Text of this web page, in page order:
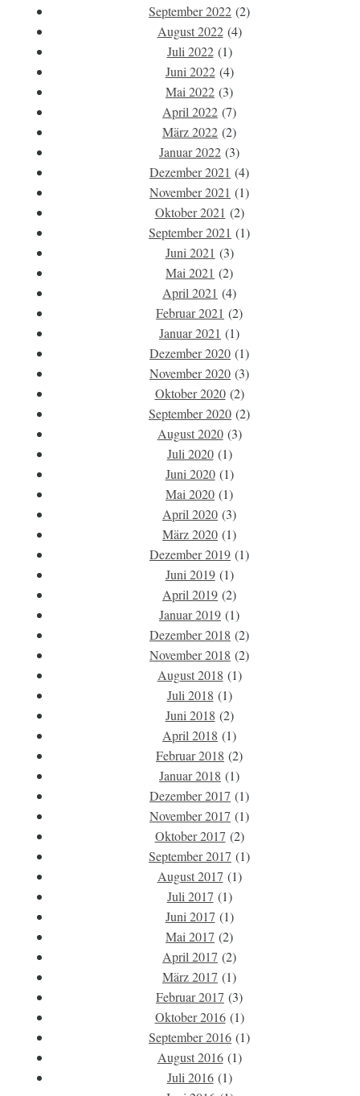
September 2022 (2)
August 2022(4)
Juli 2022(1)
Juni 2022(4)
Mai 2022 (3)
April 2022 (7)
März 2022 (2)
Januar 2022 (3)
Dezember 2021 (4)
November 2021 (1)
Oktober 2021 (2)
September 2021 (1)
Juni 2021 (3)
Mai 2021 (2)
April 2021 (4)
Februar 2021 (2)
Januar 2021 (1)
Dezember 2020 (1)
November 2020 (3)
Oktober 2020(2)
September 2020 (2)
August 2020(3)
Juli 2020(1)
Juni 2020(1)
Mai 2020 (1)
April 2020 (3)
März 2020 (1)
Dezember 2019 (1)
Juni 2019(1)
April 2019 (2)
Januar 2019 (1)
Dezember 2018 (2)
November 2018 (2)
August 2018 (1)
Juli 2018 (1)
Juni 2018 (2)
April 2018 (1)
Februar 2018 (2)
Januar 2018 (1)
Dezember 2017 (1)
November 2017 (1)
Oktober 2017 (2)
September 2017 (1)
August 2017 (1)
Juli 2017 (1)
Juni 2017 (1)
Mai 2017 (2)
April 2017 (2)
März 2017 (1)
Februar 2017 (3)
Oktober 2016(1)
September 2016 (1)
August 2016(1)
Juli 2016(1)